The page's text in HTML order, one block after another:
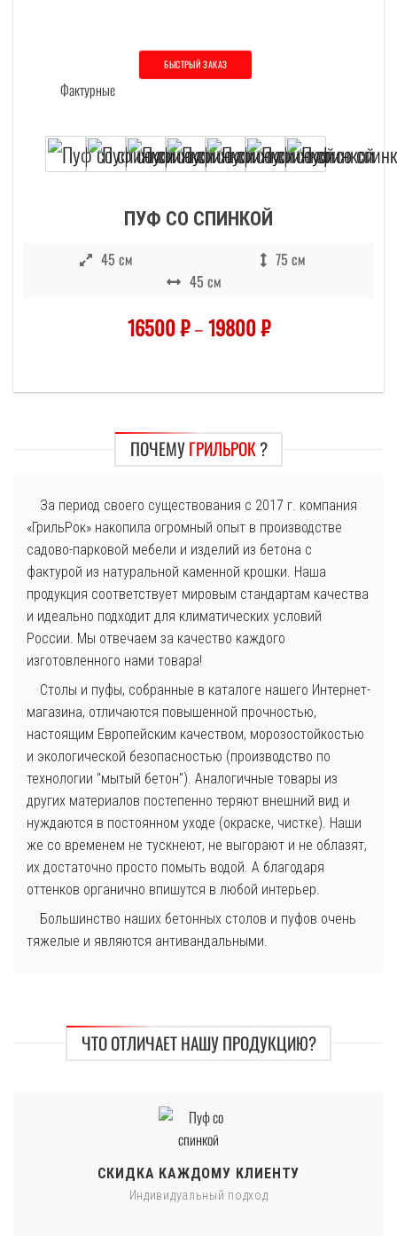
БЫСТРЫЙ ЗАКАЗ
ПУФ СО СПИНКОЙ
45 см
75 см
45 см
16500₽–19800₽
ПОЧЕМУГРИЛЬРОК?
За период своего существования с 2017 г. компания
«ГрильРок» накопила огромный опыт в производстве
садово-парковой мебели и изделий из бетона с
фактурой из натуральной каменной крошки. Наша
продукция соответствует мировым стандартам качества
и идеально подходит для климатических условий
России. Мы отвечаем за качество каждого
изготовленного нами товара!
Столы и пуфы, собранные в каталоге нашего Интернет-
магазина, отличаются повышенной прочностью,
настоящим Европейским качеством, морозостойкостью
и экологической безопасностью (производство по
технологии "мытый бетон"). Аналогичные товары из
других материалов постепенно теряют внешний вид и
нуждаются в постоянном уходе (окраске, чистке). Наши
же со временем не тускнеют, не выгорают и не облазят,
их достаточно просто помыть водой. А благодаря
оттенков органично впишутся в любой интерьер.
Большинство наших бетонных столов и пуфов очень
тяжелые и являются антивандальными.
ЧТО ОТЛИЧАЕТ НАШУ ПРОДУКЦИЮ?
СКИДКА КАЖДОМУ КЛИЕНТУ
Индивидуальный подход